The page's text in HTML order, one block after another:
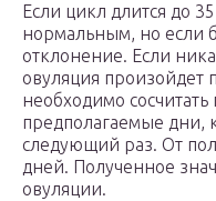
Если цикл длится до
нормальным, но если
отклонение. Если
овуляция произойдет
необходимо
предполагаемые дни,
следующий раз. От
дней. Полученное
овуляции.